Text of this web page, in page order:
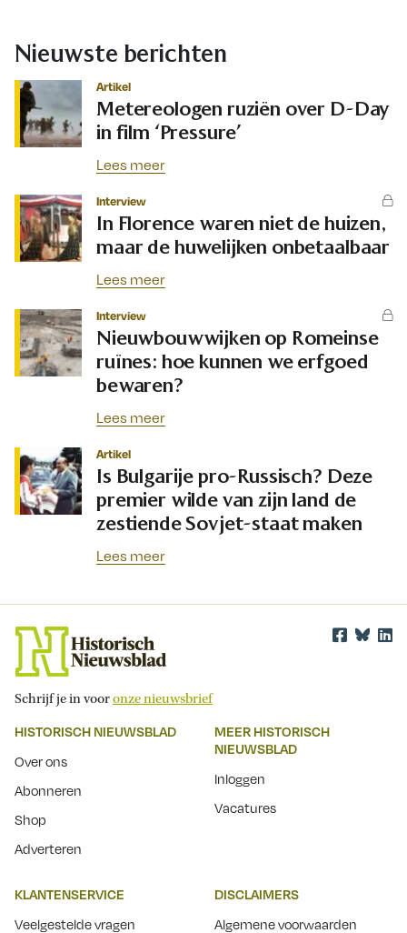
Nieuwste berichten
Artikel
Metereologen ruziën over D-Day
in film ‘Pressure’
Lees meer
Interview
In Florence waren niet de huizen,
maar de huwelijken onbetaalbaar
Lees meer
Interview
Nieuwbouwwijken op Romeinse
ruïnes: hoe kunnen we erfgoed
bewaren?
Lees meer
Artikel
Is Bulgarije pro-Russisch? Deze
premier wilde van zijn land de
zestiende Sovjet-staat maken
Lees meer
Schrijf je in vooronze nieuwsbrief
HISTORISCH NIEUWSBLAD
Over ons
Abonneren
Shop
Adverteren
MEER HISTORISCH
NIEUWSBLAD
Inloggen
Vacatures
KLANTENSERVICE
Veelgestelde vragen
DISCLAIMERS
Algemene voorwaarden